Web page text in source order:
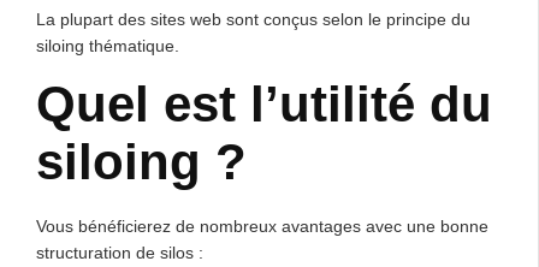
La plupart des sites web sont conçus selon le principe du
siloing thématique.
Quel est l’utilité du
siloing ?
Vous bénéficierez de nombreux avantages avec une bonne
structuration de silos :